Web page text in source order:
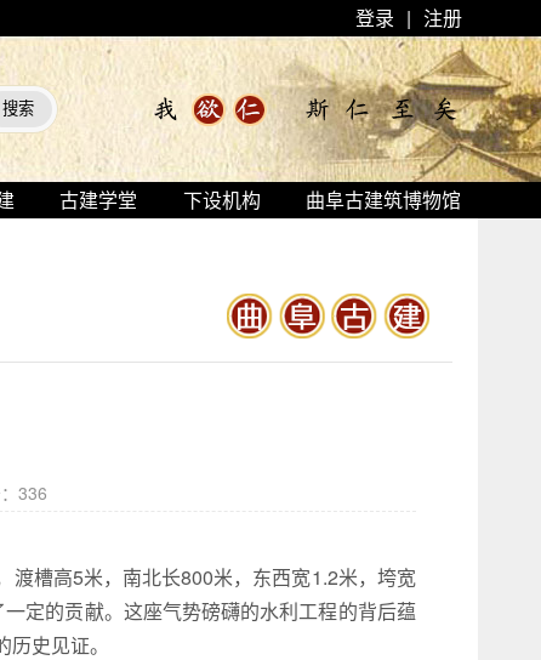
登录 | 注册
古建学堂 下设机构 曲阜古建筑博物馆
336
槽高5米，南北长800米，东西宽1.2米，垮宽
定的贡献。这座气势磅礴的水利工程的背后蕴
史见证。